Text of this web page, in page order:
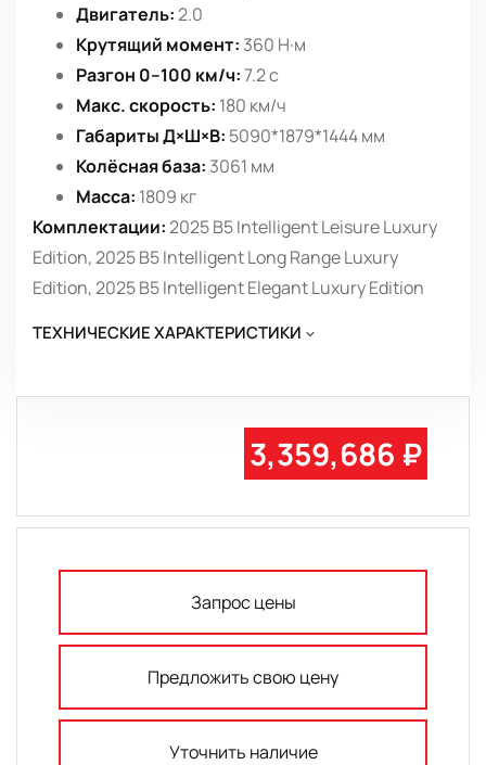
Двигатель:2.0
Крутящий момент: 360 Н·м
Разгон 0–100 км/ч:7.2 с
Макс. скорость: 180 км/ч
Габариты Д×Ш×В: 5090*1879*1444 мм
Колёсная база: 3061 мм
Масса: 1809 кг
Комплектации:2025 B5 Intelligent Leisure Luxury
Edition, 2025 B5 Intelligent Long Range Luxury
Edition, 2025 B5 Intelligent Elegant Luxury Edition
ТЕХНИЧЕСКИЕ ХАРАКТЕРИСТИКИ
3,359,686 ₽
Запрос цены
Предложить свою цену
Уточнить наличие